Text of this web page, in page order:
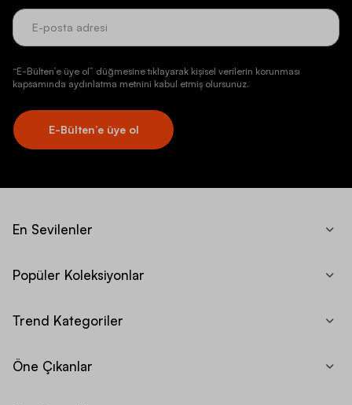
“E-Bülten’e üye ol” düğmesine tıklayarak kişisel verilerin korunması
kapsamında aydınlatma metnini kabul etmiş olursunuz.
E-Bülten’e üye ol
En Sevilenler
Popüler Koleksiyonlar
Trend Kategoriler
Öne Çıkanlar